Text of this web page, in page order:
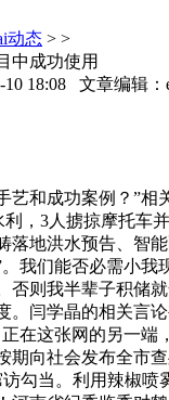
动态 > >
中成功使用
10 18:08 文章编辑
和成功案例？”相
，3人掳掠摩托车
落地洪水预告、智
我们能否必需小我
否则我半辈子积储
。闫学晶的相关言
正在这张网的另一端
期向社会发布全市查
勾当。利用辣椒喷